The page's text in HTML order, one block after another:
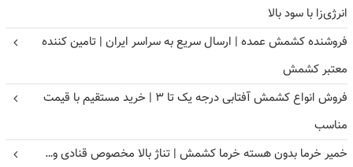
انرژی‌زا با سود بالا
فروشنده کشمش عمده | ارسال سریع به سراسر ایران | تامین کننده
معتبر کشمش
فروش انواع کشمش آفتابی درجه یک تا ۳ | خرید مستقیم با قیمت
مناسب
خمیر خرما بدون هسته خرما کشمش | تناژ بالا مخصوص قنادی و…